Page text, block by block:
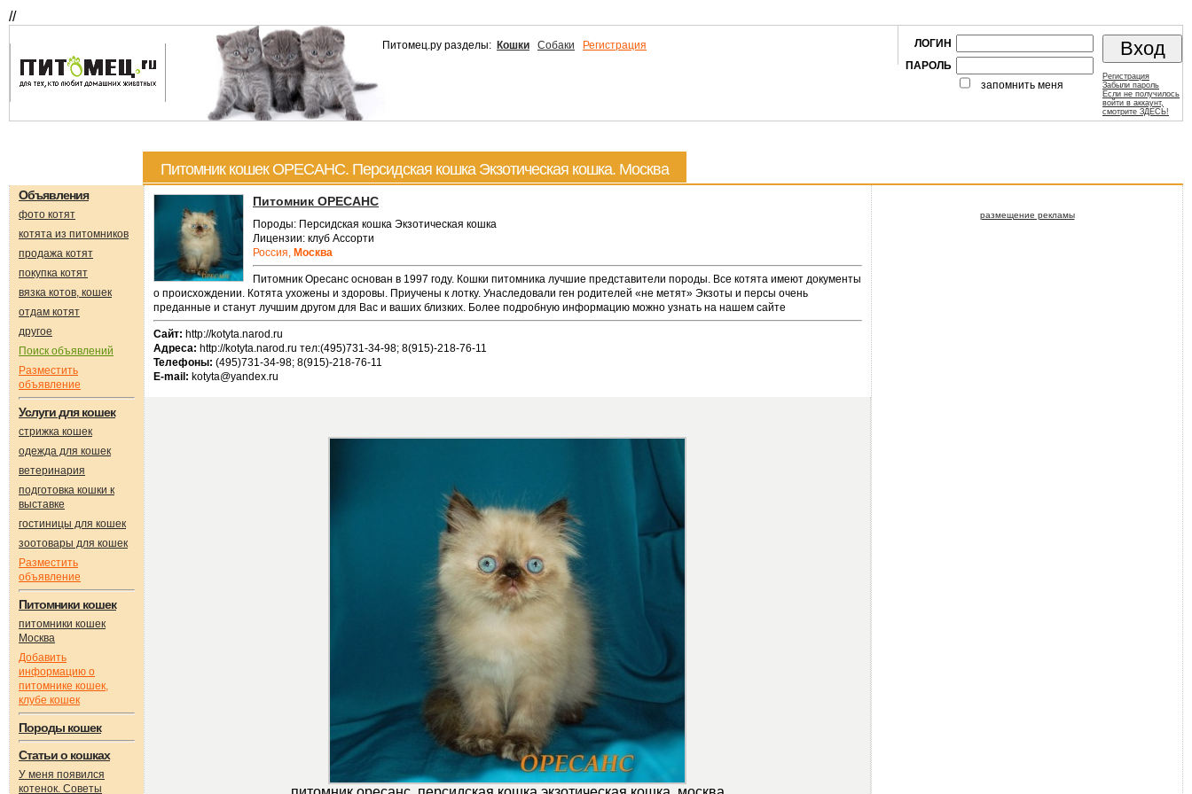
//
Питомец.ру разделы: Кошки Собаки Регистрация
ЛОГИН
ПАРОЛЬ
запомнить меня
Регистрация
Забыли пароль
Если не получилось
войти в аккаунт,
смотрите ЗДЕСЬ!
Питомник кошек ОРЕСАНС. Персидская кошка Экзотическая кошка. Москва
Объявления
фото котят
котята из питомников
продажа котят
покупка котят
вязка котов, кошек
отдам котят
другое
Поиск объявлений
Разместить
объявление
Услуги для кошек
стрижка кошек
одежда для кошек
ветеринария
подготовка кошки к
выставке
гостиницы для кошек
зоотовары для кошек
Разместить
объявление
Питомники кошек
питомники кошек
Москва
Добавить
информацию о
питомнике кошек,
клубе кошек
Породы кошек
Статьи о кошках
У меня появился
котенок. Советы
Питомник ОРЕСАНС
Породы: Персидская кошка Экзотическая кошка
Лицензии: клуб Ассорти
Россия, Москва
Питомник Оресанс основан в 1997 году. Кошки питомника лучшие представители породы. Все котята имеют документы
о происхождении. Котята ухожены и здоровы. Приучены к лотку. Унаследовали ген родителей «не метят» Экзоты и персы очень
преданные и станут лучшим другом для Вас и ваших близких. Более подробную информацию можно узнать на нашем сайте
Сайт: http://kotyta.narod.ru
Адреса: http://kotyta.narod.ru тел:(495)731-34-98; 8(915)-218-76-11
Телефоны: (495)731-34-98; 8(915)-218-76-11
E-mail: kotyta@yandex.ru
размещение рекламы